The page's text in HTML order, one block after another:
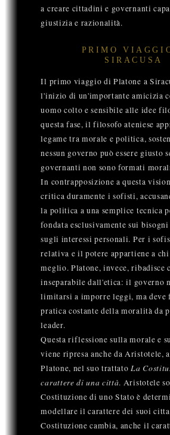
a creare cittadini e governanti
giustizia e razionalità.
PRIMO
SIRACUSA
Il primo viaggio di Platone a
l'inizio di un'importante amicizia
uomo colto e sensibile alle idee
questa fase, il filosofo ateniese
legame tra morale e politica,
nessun governo può essere giusto
governanti non sono formati
In contrapposizione a questa
critica duramente i sofisti,
la politica a una semplice tecnica
fondata esclusivamente sui
sugli interessi personali. Per i
relativa e il potere appartiene a
meglio. Platone, invece, ribadisce
inseparabile dall'etica: il governo
limitarsi a imporre leggi, ma deve
pratica costante della moralità da
leader.
Questa riflessione sulla morale e
viene ripresa anche da Aristotele,
Platone, nel suo trattato La
carattere di una città. Aristotele
Costituzione di uno Stato è
modellare il carattere dei suoi
Costituzione cambia, anche il